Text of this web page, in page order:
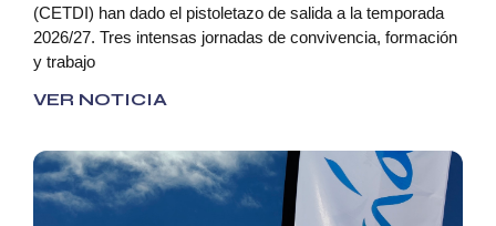
(CETDI) han dado el pistoletazo de salida a la temporada
2026/27. Tres intensas jornadas de convivencia, formación
y trabajo
VER NOTICIA